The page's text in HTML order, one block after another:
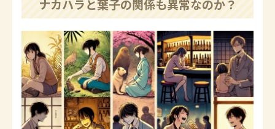
ナカハラと葉子の関係も異常なのか？